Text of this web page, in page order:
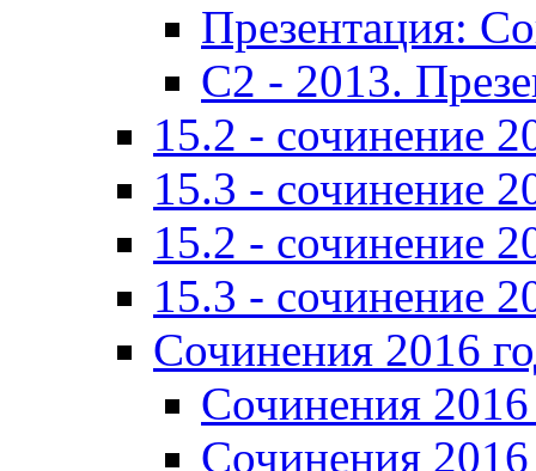
Презентация:
C2 - 2013.
15.2 - сочинение
15.3 - сочинение
15.2 - сочинение
15.3 - сочинение
Сочинения 2016
Сочинения
Сочинения